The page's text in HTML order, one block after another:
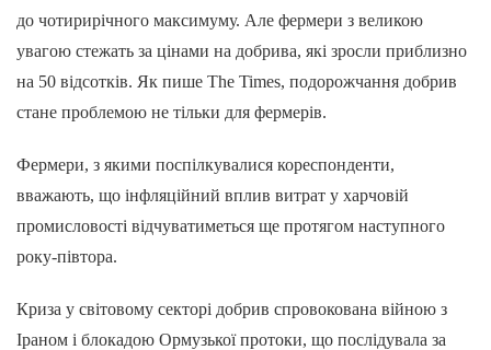
до чотирирічного максимуму. Але фермери з великою
увагою стежать за цінами на добрива, які зросли приблизно
на 50 відсотків. Як пише The Times, подорожчання добрив
стане проблемою не тільки для фермерів.
Фермери, з якими поспілкувалися кореспонденти,
вважають, що інфляційний вплив витрат у харчовій
промисловості відчуватиметься ще протягом наступного
року-півтора.
Криза у світовому секторі добрив спровокована війною з
Іраном і блокадою Ормузької протоки, що послідувала за